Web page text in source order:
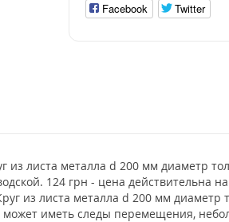
Facebook Twitter
из листа металла d 200 мм диаметр
124 грн - цена действительна
из листа металла d 200 мм
может иметь следы перемещения,